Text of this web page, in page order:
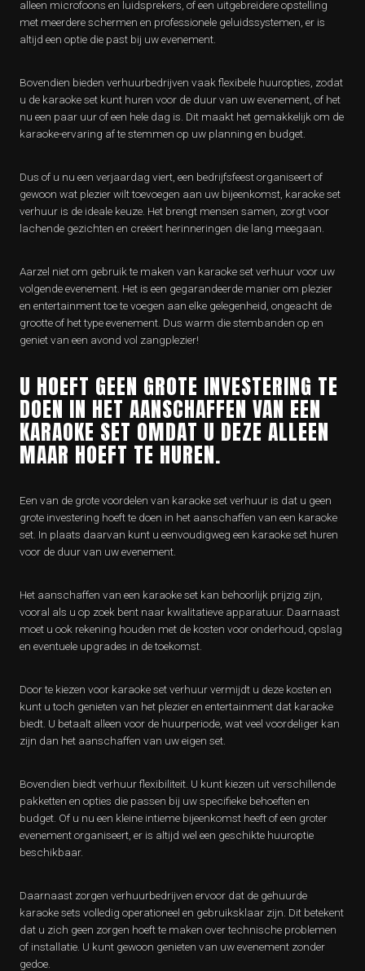
alleen microfoons en luidsprekers, of een uitgebreidere opstelling
met meerdere schermen en professionele geluidssystemen, er is
altijd een optie die past bij uw evenement.
Bovendien bieden verhuurbedrijven vaak flexibele huuropties, zodat
u de karaoke set kunt huren voor de duur van uw evenement, of het
nu een paar uur of een hele dag is. Dit maakt het gemakkelijk om de
karaoke-ervaring af te stemmen op uw planning en budget.
Dus of u nu een verjaardag viert, een bedrijfsfeest organiseert of
gewoon wat plezier wilt toevoegen aan uw bijeenkomst, karaoke set
verhuur is de ideale keuze. Het brengt mensen samen, zorgt voor
lachende gezichten en creëert herinneringen die lang meegaan.
Aarzel niet om gebruik te maken van karaoke set verhuur voor uw
volgende evenement. Het is een gegarandeerde manier om plezier
en entertainment toe te voegen aan elke gelegenheid, ongeacht de
grootte of het type evenement. Dus warm die stembanden op en
geniet van een avond vol zangplezier!
U HOEFT GEEN GROTE INVESTERING TE
DOEN IN HET AANSCHAFFEN VAN EEN
KARAOKE SET OMDAT U DEZE ALLEEN
MAAR HOEFT TE HUREN.
Een van de grote voordelen van karaoke set verhuur is dat u geen
grote investering hoeft te doen in het aanschaffen van een karaoke
set. In plaats daarvan kunt u eenvoudigweg een karaoke set huren
voor de duur van uw evenement.
Het aanschaffen van een karaoke set kan behoorlijk prijzig zijn,
vooral als u op zoek bent naar kwalitatieve apparatuur. Daarnaast
moet u ook rekening houden met de kosten voor onderhoud, opslag
en eventuele upgrades in de toekomst.
Door te kiezen voor karaoke set verhuur vermijdt u deze kosten en
kunt u toch genieten van het plezier en entertainment dat karaoke
biedt. U betaalt alleen voor de huurperiode, wat veel voordeliger kan
zijn dan het aanschaffen van uw eigen set.
Bovendien biedt verhuur flexibiliteit. U kunt kiezen uit verschillende
pakketten en opties die passen bij uw specifieke behoeften en
budget. Of u nu een kleine intieme bijeenkomst heeft of een groter
evenement organiseert, er is altijd wel een geschikte huuroptie
beschikbaar.
Daarnaast zorgen verhuurbedrijven ervoor dat de gehuurde
karaoke sets volledig operationeel en gebruiksklaar zijn. Dit betekent
dat u zich geen zorgen hoeft te maken over technische problemen
of installatie. U kunt gewoon genieten van uw evenement zonder
gedoe.